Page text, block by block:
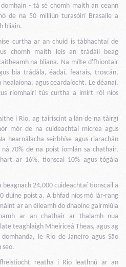
- tá sé chomh maith an ceann
de na 50 milliún turasóirí Brasaíle a
bliain.
curtha ar an chuid is tábhachtaí de
chomh maith leis an trádáil beag
na bliana. Na mílte d'fhiontair
bia trádála, éadaí, fearais, troscán,
agus ceardaíocht. Le déanaí,
ríomhairí tús curtha a imirt ról níos
i Rio, ag tairiscint a lán de na táirgí
mór de na cuideachtaí micrea agus
hearnálacha seirbhíse agus riarachán
70% de na poist iomlán sa chathair,
ar 16%, tionscal 10% agus tógála
beagnach 24,000 cuideachtaí tionscail a
duine poist a. A bhfad níos mó lár-rang
ar an éileamh do dhaoine gairmiúla
ar an chathair ar thalamh nua
teaghlaigh Mheiriceá Theas, agus ag
le Rio de Janeiro agus São
seo.
reatha i Rio leathnú ar an